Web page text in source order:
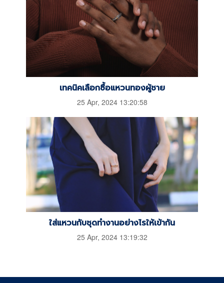
เทคนิคเลือกซื้อแหวนทองผู้ชาย
25 Apr, 2024 13:20:58
ใส่แหวนกับชุดทำงานอย่างไรให้เข้ากัน
25 Apr, 2024 13:19:32